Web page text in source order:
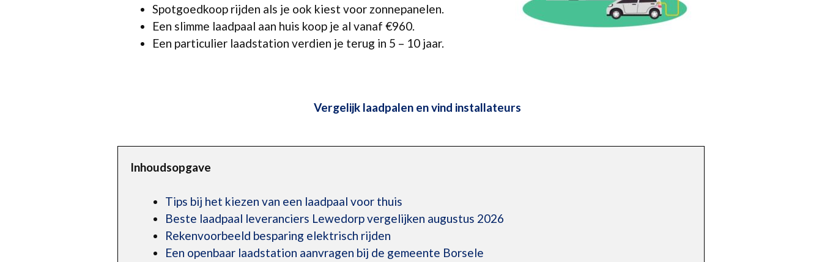
Spotgoedkoop rijden als je ook kiest voor zonnepanelen.
Een slimme laadpaal aan huis koop je al vanaf €960.
Een particulier laadstation verdien je terug in 5 – 10 jaar.
Vergelijk laadpalen en vind installateurs
Inhoudsopgave
Tips bij het kiezen van een laadpaal voor thuis
Beste laadpaal leveranciers Lewedorp vergelijken augustus 2026
Rekenvoorbeeld besparing elektrisch rijden
Een openbaar laadstation aanvragen bij de gemeente Borsele